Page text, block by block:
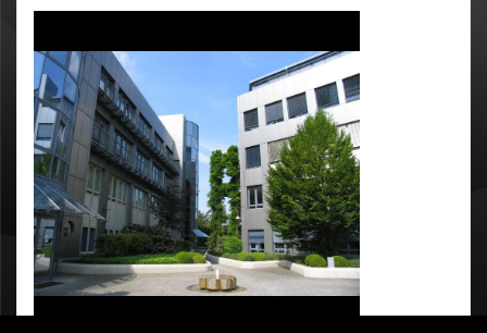
SBH GmbH, Hardtwald 9, 76275 Ettlingen
info@sbh.de